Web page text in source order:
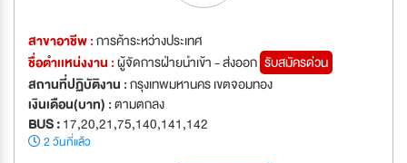
สาขาอาชีพ :การค้าระหว่างประเทศ
ชื่อตำเเหน่งงาน :ผู้จัดการฝ่ายนำเข้า - ส่งออก รับสมัครด่วน
สถานที่ปฏิบัติงาน :กรุงเทพมหานคร เขตจอมทอง
เงินเดือน(บาท) :ตามตกลง
BUS :17,20,21,75,140,141,142
2 วันที่แล้ว